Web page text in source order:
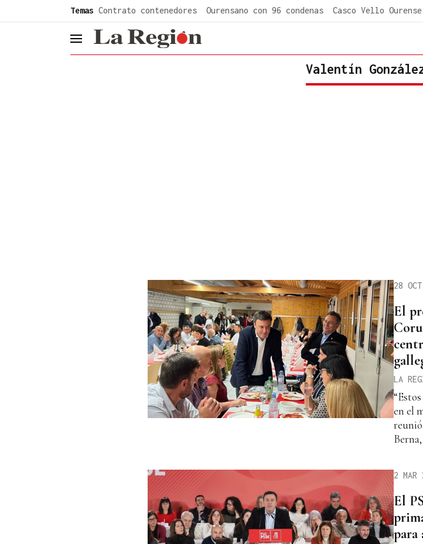
Temas Contrato contenedores Ourensano con 96 condenas Casco Vello Ourense
header.menu.open
Valentín
28
El
LA
en el
reunió
2 MAR
El
para